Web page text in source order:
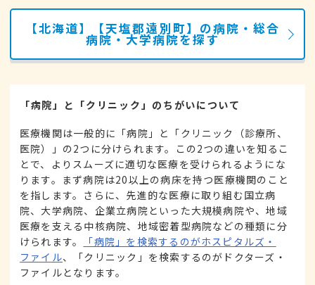
【北海道】【天塩郡遠別町】の病院・総合
病院・大学病院を探す
「病院」と「クリニック」のちがいについて
医療機関は一般的に「病院」と「クリニック（診療所、
医院）」の2つに分けられます。この2つの違いを知るこ
とで、よりスムーズに適切な医療を受けられるようにな
ります。まず病院は20以上の病床を持つ医療機関のこと
を指します。さらに、先進的な医療に取り組む国立病
院、大学病院、企業立病院といった大規模病院や、地域
医療を支える中核病院、地域密着型病院などの種類に分
けられます。
「病院」を検索するのがホスピタルズ・
ファイル、「クリニック」を検索するのがドクターズ・
ファイルとなります。